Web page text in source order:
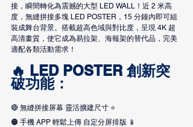
接，瞬間轉化為震撼的大型 LED WALL！近 2 米高
度，無縫拼接多塊 LED POSTER，15 分鐘內即可組
裝成舞台背景。搭載超高色域與對比度，呈現 4K 超
高清畫質 ，使它成為易拉架、 海報架的替代品， 完美
適配各類活動需求！
🔥 LED POSTER 創新突
破功能：
🔴 無縫拼接屏幕 靈活擴建尺寸 ⭐
🟠 手機 APP 輕鬆上傳 自定分屏排版 📱